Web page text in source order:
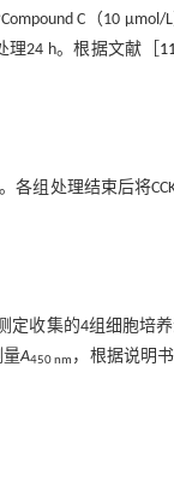
C（10 μmol/
24 h。根据文献［
各组处理结束后将
定收集的4组细胞培
量A450 nm ，根据说明